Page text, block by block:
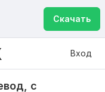
Скачать
Вход
с